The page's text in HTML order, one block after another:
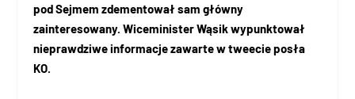
pod Sejmem zdementował sam główny
zainteresowany. Wiceminister Wąsik wypunktował
nieprawdziwe informacje zawarte w tweecie posła
KO.